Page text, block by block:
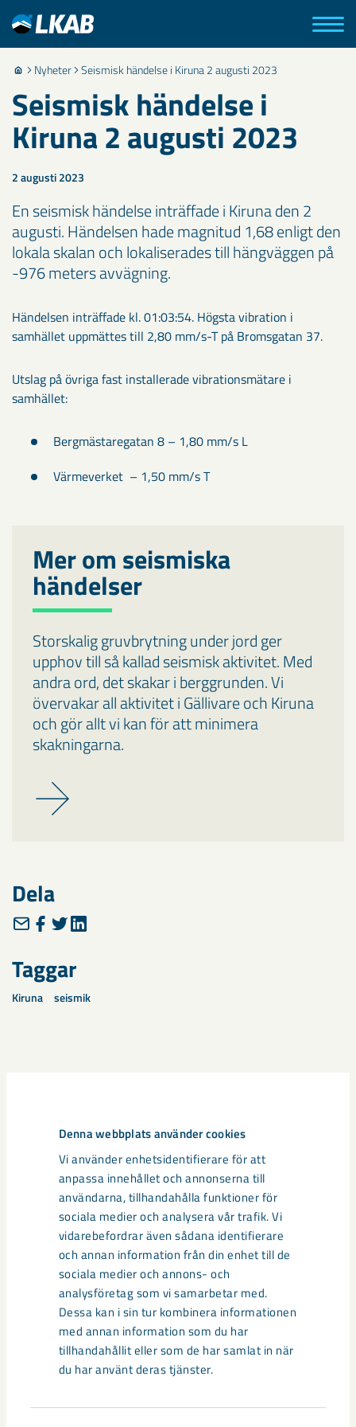
Denna webbplats använder cookies
Vi använder enhetsidentifierare för att
anpassa innehållet och annonserna till
användarna, tillhandahålla funktioner för
sociala medier och analysera vår trafik. Vi
vidarebefordrar även sådana identifierare
och annan information från din enhet till de
sociala medier och annons- och
analysföretag som vi samarbetar med.
Dessa kan i sin tur kombinera informationen
med annan information som du har
tillhandahållit eller som de har samlat in när
du har använt deras tjänster.
Nyheter Seismisk händelse i Kiruna 2 augusti 2023
Seismisk händelse i
Kiruna 2 augusti 2023
2 augusti 2023
En seismisk händelse inträffade i Kiruna den 2
augusti. Händelsen hade magnitud 1,68 enligt den
lokala skalan och lokaliserades till hängväggen på
-976 meters avvägning.
Händelsen inträffade kl. 01:03:54. Högsta vibration i
samhället uppmättes till 2,80 mm/s-T på Bromsgatan 37.
Utslag på övriga fast installerade vibrationsmätare i
samhället:
Bergmästaregatan 8 – 1,80 mm/s L
Värmeverket – 1,50 mm/s T
Mer om seismiska
händelser
Storskalig gruvbrytning under jord ger
upphov till så kallad seismisk aktivitet. Med
andra ord, det skakar i berggrunden. Vi
övervakar all aktivitet i Gällivare och Kiruna
och gör allt vi kan för att minimera
skakningarna.
Dela
Taggar
Kiruna seismik
Sibirien-området i gamla Kiruna